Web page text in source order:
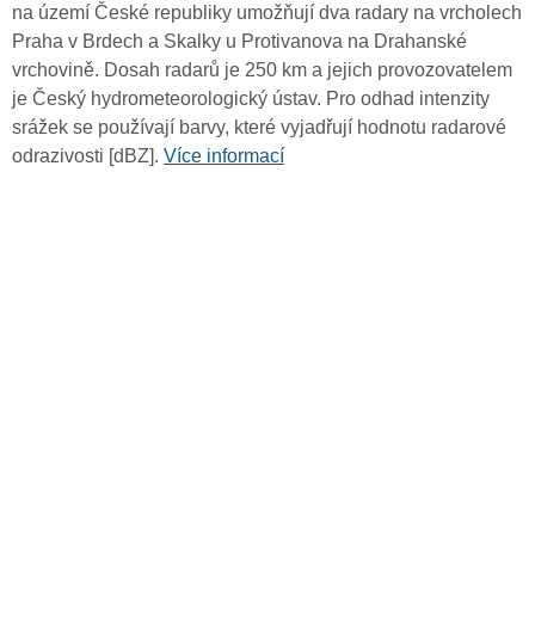
na území České republiky umožňují dva radary na vrcholech
Praha v Brdech a Skalky u Protivanova na Drahanské
vrchovině. Dosah radarů je 250 km a jejich provozovatelem
je Český hydrometeorologický ústav. Pro odhad intenzity
srážek se používají barvy, které vyjadřují hodnotu radarové
odrazivosti [dBZ]. Více informací